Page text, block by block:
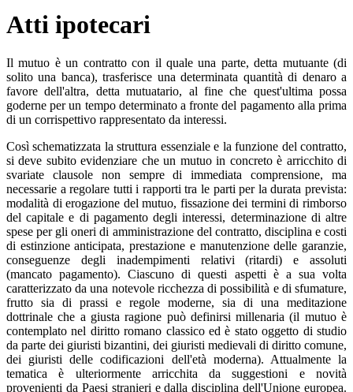
Atti ipotecari
Il mutuo è un contratto con il quale una parte, detta mutuante (di
solito una banca), trasferisce una determinata quantità di denaro a
favore dell'altra, detta mutuatario, al fine che quest'ultima possa
goderne per un tempo determinato a fronte del pagamento alla prima
di un corrispettivo rappresentato da interessi.
Così schematizzata la struttura essenziale e la funzione del contratto,
si deve subito evidenziare che un mutuo in concreto è arricchito di
svariate clausole non sempre di immediata comprensione, ma
necessarie a regolare tutti i rapporti tra le parti per la durata prevista:
modalità di erogazione del mutuo, fissazione dei termini di rimborso
del capitale e di pagamento degli interessi, determinazione di altre
spese per gli oneri di amministrazione del contratto, disciplina e costi
di estinzione anticipata, prestazione e manutenzione delle garanzie,
conseguenze degli inadempimenti relativi (ritardi) e assoluti
(mancato pagamento). Ciascuno di questi aspetti è a sua volta
caratterizzato da una notevole ricchezza di possibilità e di sfumature,
frutto sia di prassi e regole moderne, sia di una meditazione
dottrinale che a giusta ragione può definirsi millenaria (il mutuo è
contemplato nel diritto romano classico ed è stato oggetto di studio
da parte dei giuristi bizantini, dei giuristi medievali di diritto comune,
dei giuristi delle codificazioni dell'età moderna). Attualmente la
tematica è ulteriormente arricchita da suggestioni e novità
provenienti da Paesi stranieri e dalla disciplina dell'Unione europea.